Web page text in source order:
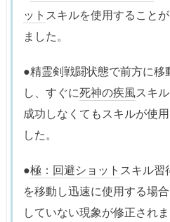
ット スキルを使用すること
ました。
●精霊剣戦闘状態で前方に
し、すぐに死神の疾風スキ
成功しなくてもスキルが使
した。
●極：回避ショット スキル習
を移動し迅速に使用する場
していない現象が修正されま